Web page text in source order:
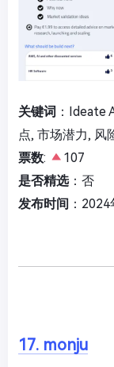
关键词 ：Ideate
点, 市场潜力, 风
票数:
107
是否精选：否
发布时间 ：
17. monju